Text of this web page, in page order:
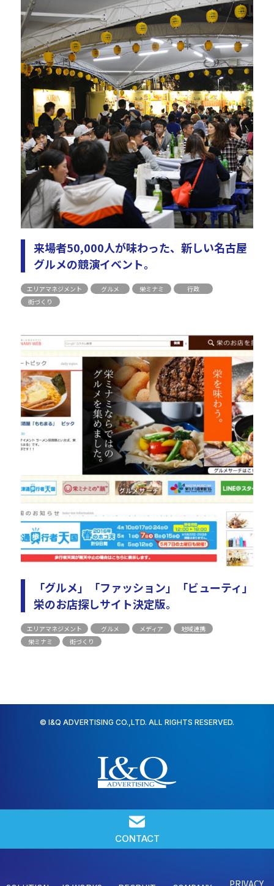
来場者50,000人が味わった、新しい名古屋
グルメの競演イベント。
エリアマネジメント グルメ 栄ミナミ
行政
街づくり
「グルメ」「ファッション」「ビューティ」
栄のお店探しサイト決定版。
エリアマネジメント グルメ メディア
地域連携
栄ミナミ
街づくり
© I&Q ADVERTISING CO.,LTD. ALL RIGHTS RESERVED.
CONTACT